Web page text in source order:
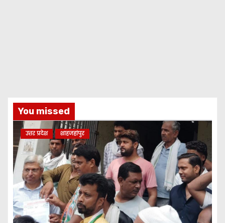
You missed
उत्तर प्रदेश शाहजहांपुर